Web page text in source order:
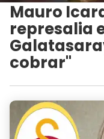
Mauro
represalia
cobrar"